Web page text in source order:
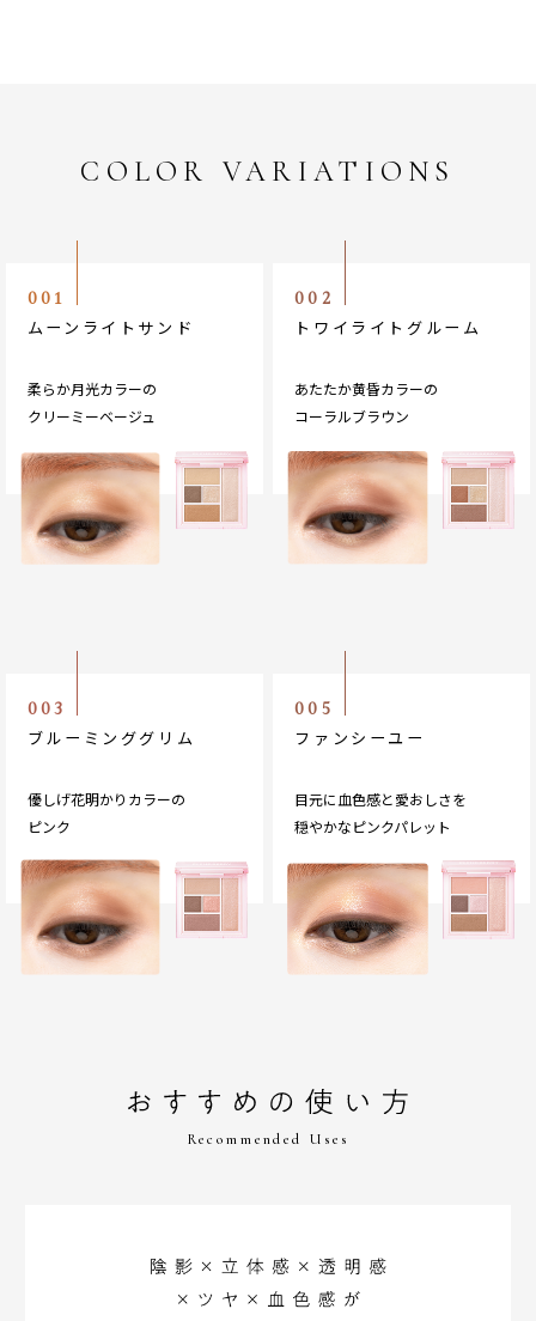
COLOR VARIATIONS
001
ムーンライトサンド
柔らか月光カラーの
クリーミーベージュ
002
トワイライトグルーム
あたたか黄昏カラーの
コーラルブラウン
003
ブルーミンググリム
優しげ花明かりカラーの
ピンク
005
ファンシーユー
目元に血色感と愛おしさを
穏やかなピンクパレット
Recommended Uses